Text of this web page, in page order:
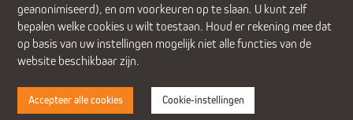
Alphen aan den Rijn (Alrijne Ziekenhuis) Delft
Den Haag
Gouda
Leiden Leiderdorp (Alrijne Ziekenhuis) Zoetermeer
Disclaimer Cookies Privacy
geanonimiseerd), en om voorkeuren op te slaan. U kunt zelf
bepalen welke cookies u wilt toestaan. Houd er rekening mee dat
op basis van uw instellingen mogelijk niet alle functies van de
website beschikbaar zijn.
Accepteer alle cookies Cookie-instellingen